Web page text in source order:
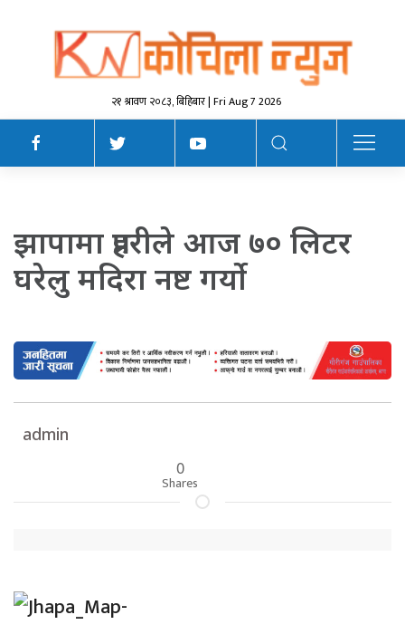
२१ श्रावण २०८३, बिहिबार | Fri Aug 7 2026
झापामा प्रहरीले आज ७० लिटर
घरेलु मदिरा नष्ट गर्यो
admin
0
Shares